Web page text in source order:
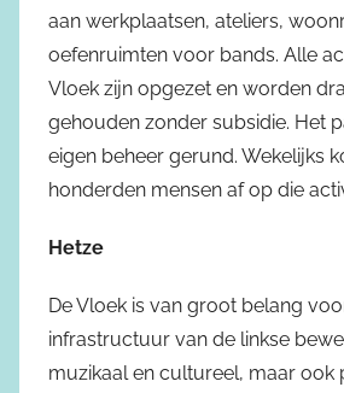
aan werkplaatsen, ateliers,
oefenruimten voor bands. Alle
Vloek zijn opgezet en worden
gehouden zonder subsidie. Het
eigen beheer gerund. Wekelijks
honderden mensen af op die
Hetze
De Vloek is van groot belang
infrastructuur van de linkse
muzikaal en cultureel, maar ook